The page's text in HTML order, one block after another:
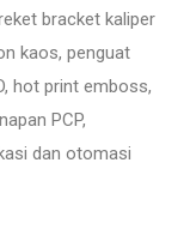
bracket kaliper
kaos, penguat
hot print emboss,
PCP,
dan otomasi